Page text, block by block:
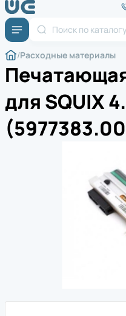
Расходные материалы
для SQUIX